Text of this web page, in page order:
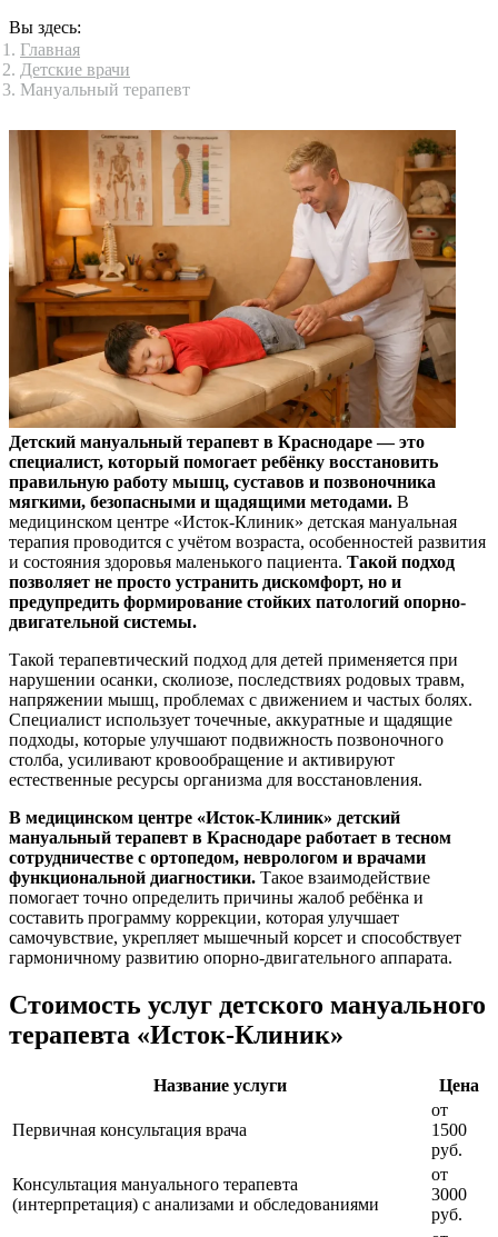
Вы здесь:
Главная
Детские врачи
Мануальный терапевт
Детский мануальный терапевт в Краснодаре — это
специалист, который помогает ребёнку восстановить
правильную работу мышц, суставов и позвоночника
мягкими, безопасными и щадящими методами. В
медицинском центре «Исток-Клиник» детская мануальная
терапия проводится с учётом возраста, особенностей развития
и состояния здоровья маленького пациента. Такой подход
позволяет не просто устранить дискомфорт, но и
предупредить формирование стойких патологий опорно-
двигательной системы.
Такой терапевтический подход для детей применяется при
нарушении осанки, сколиозе, последствиях родовых травм,
напряжении мышц, проблемах с движением и частых болях.
Специалист использует точечные, аккуратные и щадящие
подходы, которые улучшают подвижность позвоночного
столба, усиливают кровообращение и активируют
естественные ресурсы организма для восстановления.
В медицинском центре «Исток-Клиник» детский
мануальный терапевт в Краснодаре работает в тесном
сотрудничестве с ортопедом, неврологом и врачами
функциональной диагностики. Такое взаимодействие
помогает точно определить причины жалоб ребёнка и
составить программу коррекции, которая улучшает
самочувствие, укрепляет мышечный корсет и способствует
гармоничному развитию опорно-двигательного аппарата.
Стоимость услуг детского мануального
терапевта «Исток-Клиник»
Название услуги Цена
Первичная консультация врача
от
1500
руб.
Консультация мануального терапевта
(интерпретация) с анализами и обследованиями
от
3000
руб.